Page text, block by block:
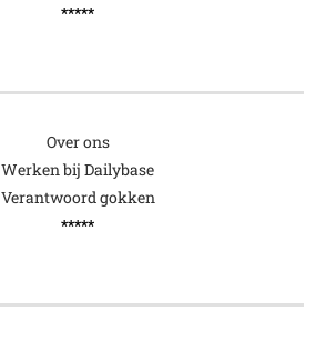
*****
Over ons
Werken bij Dailybase
Verantwoord gokken
*****